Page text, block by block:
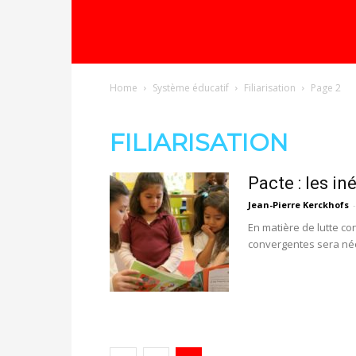
Home Système éducatif Filiarisation Page 2
FILIARISATION
Pacte : les
Jean-Pierre Kerckhofs -
En matière de lutte
convergentes sera